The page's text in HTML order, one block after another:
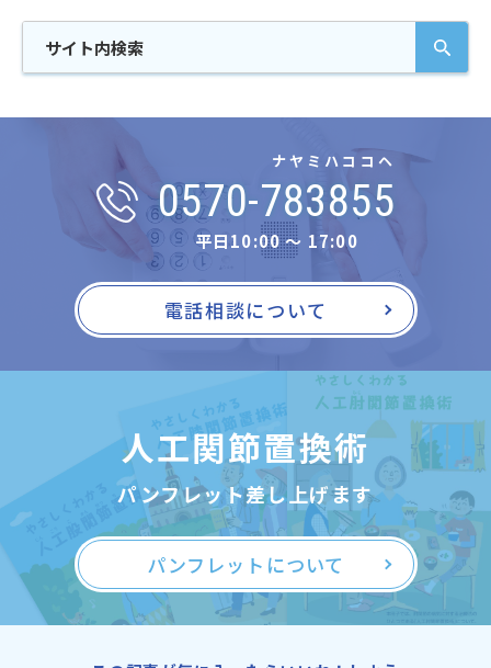
ナヤミハココヘ
0570-783855
平日10:00 〜 17:00
電話相談について
人工関節置換術
パンフレット差し上げます
パンフレットについて